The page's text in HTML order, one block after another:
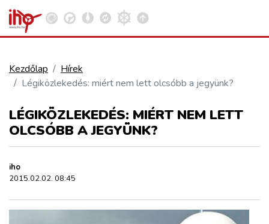
VASÚT
KÖZÚT
REPÜLÉS
KÖZLEKEDÉSFEJLESZTÉS
Kosár megtekintése
Kezdőlap
Hírek
Légiközlekedés: miért nem lett olcsóbb a jegyünk?
LÉGIKÖZLEKEDÉS: MIÉRT NEM LETT
OLCSÓBB A JEGYÜNK?
iho
2015.02.02. 08:45